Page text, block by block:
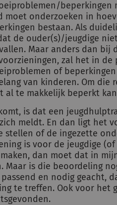
beperkingen
onderzoeken in
bestaan. Als
de ouder(s)/jeugdige
Maar anders dan bij
zal het in
of
van kinderen. Om die
te makkelijk beperkt
is dat een
meldt. En dan ligt het
stellen of de ingezette
is voor de jeugdige
dan moet dat in
Maar is die beoordeling
en nodig geacht,
te treffen. Ook voor het